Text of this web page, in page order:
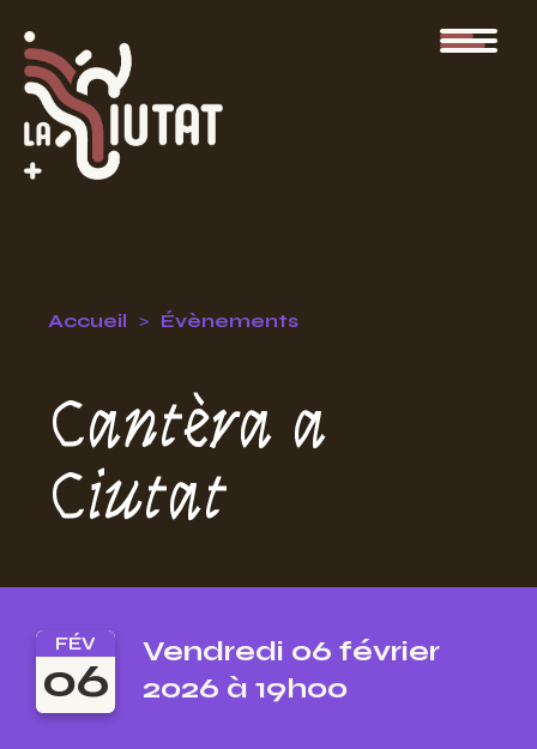
Accueil Évènements
Cantèra a
Ciutat
FÉV
06
Vendredi 06 février
2026 à 19h00